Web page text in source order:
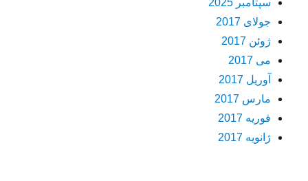
سپتامبر 2025
جولای 2017
ژوئن 2017
می 2017
آوریل 2017
مارس 2017
فوریه 2017
ژانویه 2017